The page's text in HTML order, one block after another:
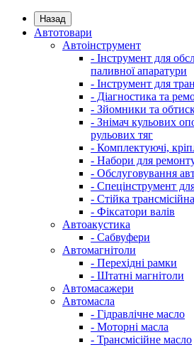
Назад
Автотовари
Автоінструмент
- Інструмент для
паливної апаратури
- Інструмент для
- Діагностика та
- Зйомники та
- Знімач кульових
рульових тяг
- Комплектуючі,
- Набори для
- Обслуговування
- Спецінструмент
- Стійка трансмісійна
- Фіксатори валів
Автоакустика
- Сабвуфери
Автомагнітоли
- Перехідні рамки
- Штатні магнітоли
Автомасажери
Автомасла
- Гідравлічне масло
- Моторні масла
- Трансмісійне масло